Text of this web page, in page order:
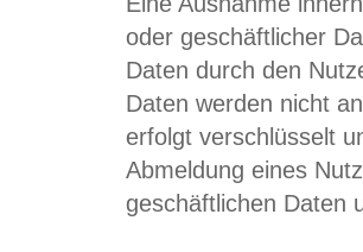
oder geschäftlicher
Daten durch den
Daten werden nicht
erfolgt verschlüsselt
Abmeldung eines
geschäftlichen Daten